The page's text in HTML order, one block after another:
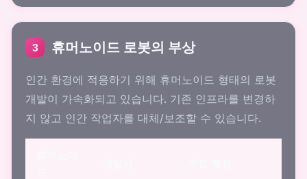
3 휴머노이드 로봇의 부상
인간 환경에 적응하기 위해 휴머노이드 형태의 로봇
개발이 가속화되고 있습니다. 기존 인프라를 변경하
지 않고 인간 작업자를 대체/보조할 수 있습니다.